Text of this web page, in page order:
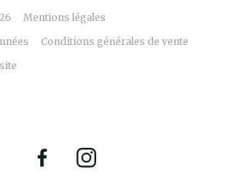
Mentions légales
Conditions générales de vente